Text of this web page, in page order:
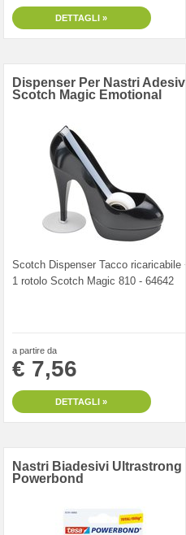
DETTAGLI »
Dispenser Per Nastri Adesivi
Scotch Magic Emotional
Scotch Dispenser Tacco ricaricabile +
1 rotolo Scotch Magic 810 - 64642
a partire da
€ 7,56
DETTAGLI »
Nastri Biadesivi Ultrastrong
Powerbond